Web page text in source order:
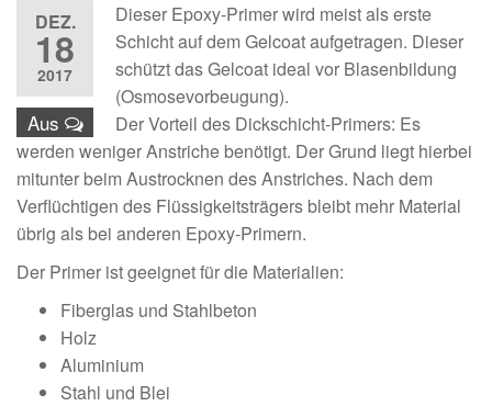
DEZ.
18
2017
Aus
Dieser Epoxy-Primer wird meist als erste
Schicht auf dem Gelcoat aufgetragen. Dieser
schützt das Gelcoat ideal vor Blasenbildung
(Osmosevorbeugung).
Der Vorteil des Dickschicht-Primers: Es
werden weniger Anstriche benötigt. Der Grund liegt hierbei
mitunter beim Austrocknen des Anstriches. Nach dem
Verflüchtigen des Flüssigkeitsträgers bleibt mehr Material
übrig als bei anderen Epoxy-Primern.
Der Primer ist geeignet für die Materialien:
Fiberglas und Stahlbeton
Holz
Aluminium
Stahl und Blei